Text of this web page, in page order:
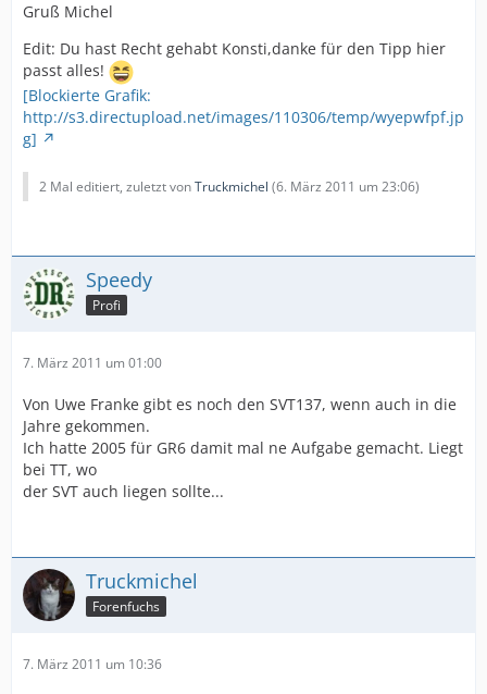
Gruß Michel
Edit: Du hast Recht gehabt Konsti,danke für den Tipp hier
passt alles!
[Blockierte Grafik:
http://s3.directupload.net/images/110306/temp/wyepwfpf.jp
g]
2 Mal editiert, zuletzt vonTruckmichel (6. März 2011 um 23:06)
Speedy
Profi
7. März 2011 um 01:00
Von Uwe Franke gibt es noch den SVT137, wenn auch in die
Jahre gekommen.
Ich hatte 2005 für GR6 damit mal ne Aufgabe gemacht. Liegt
bei TT, wo
der SVT auch liegen sollte...
Truckmichel
Forenfuchs
7. März 2011 um 10:36